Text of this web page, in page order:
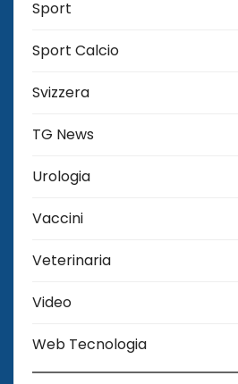
Sport
Sport Calcio
Svizzera
TG News
Urologia
Vaccini
Veterinaria
Video
Web Tecnologia